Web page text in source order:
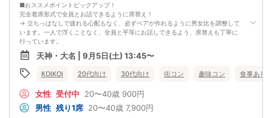
■おススメポイントピックアップ！
完全着席形式で全員とお話できるように席替え！
→ 立ちっぱなしで疲れる心配もなく、必ずペアが作れるように男女比を調整して
います。一人で浮くことなく、全員と平等にお話しできるよう、席替えも丁寧に
行っています。
会話を盛り上げるプロフィールシート＆アニメ一覧表！
→ 趣味や好みからスムーズに会話がスタート！「何を話そう…」と悩むことな
く、共通の話題で盛り上がれます。
自然なつながりをサポートするマッチングゲーム開催！
返却されるので安心です。
■最少催行人数
男女4対4
天神・大名 | 9月5日(土) 13:45〜
KOIKOI 20代向け 30代向け 街コン 趣味コン 食事あり
女性 受付中 20〜40歳 900円
男性 残り1席 20〜40歳 7,900円